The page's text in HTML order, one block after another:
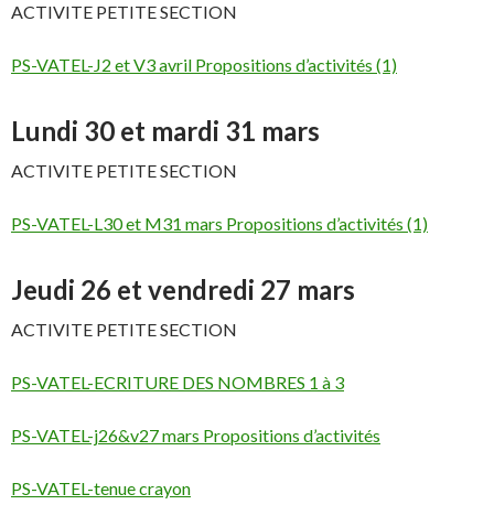
ACTIVITE PETITE SECTION
PS-VATEL-J2 et V3 avril Propositions d’activités (1)
Lundi 30 et mardi 31 mars
ACTIVITE PETITE SECTION
PS-VATEL-L30 et M31 mars Propositions d’activités (1)
Jeudi 26 et vendredi 27 mars
ACTIVITE PETITE SECTION
PS-VATEL-ECRITURE DES NOMBRES 1 à 3
PS-VATEL-j26&v27 mars Propositions d’activités
PS-VATEL-tenue crayon